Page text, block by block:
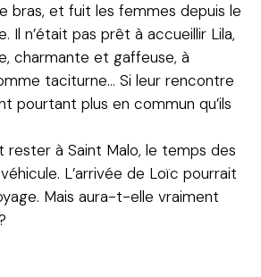
bras, et fuit les femmes depuis le
Il n’était pas prêt à accueillir Lila,
charmante et gaffeuse, à
taciturne… Si leur rencontre
pourtant plus en commun qu’ils
rester à Saint Malo, le temps des
L’arrivée de Loïc pourrait
Mais aura-t-elle vraiment